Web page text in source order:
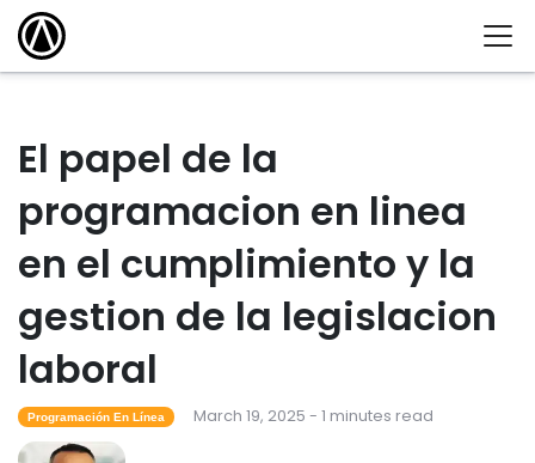
El papel de la
programacion en linea
en el cumplimiento y la
gestion de la legislacion
laboral
Programación En Línea March 19, 2025 - 1 minutes read